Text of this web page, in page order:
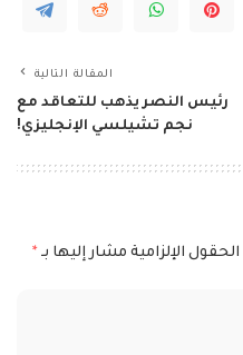
المقالة التالية
رئيس النصر يذهب للتعاقد مع
نجم تشيلسي الإنجليزي!
الحقول الإلزامية مشار إليها بـ *